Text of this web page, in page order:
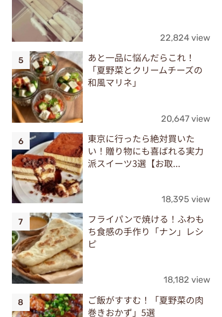
22,824 view
あと一品に悩んだらこれ！
「夏野菜とクリームチーズの
和風マリネ」
20,647 view
東京に行ったら絶対買いた
い！贈り物にも喜ばれる実力
派スイーツ3選【お取...
18,395 view
フライパンで焼ける！ふわも
ち食感の手作り「ナン」レシ
ピ
18,182 view
ご飯がすすむ！「夏野菜の肉
巻きおかず」5選